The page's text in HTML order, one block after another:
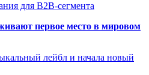
для B2B-сегмента
первое место в мировом
лейбл и начала новый